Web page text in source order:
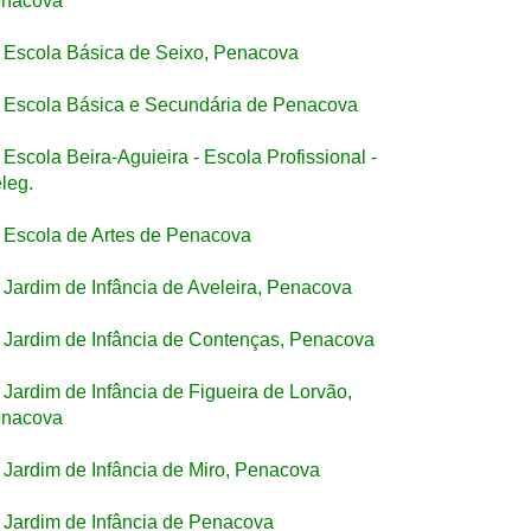
Escola Básica de Seixo, Penacova
Escola Básica e Secundária de Penacova
Escola Beira-Aguieira - Escola Profissional -
Escola de Artes de Penacova
Jardim de Infância de Aveleira, Penacova
Jardim de Infância de Contenças, Penacova
Jardim de Infância de Figueira de Lorvão,
Jardim de Infância de Miro, Penacova
Jardim de Infância de Penacova